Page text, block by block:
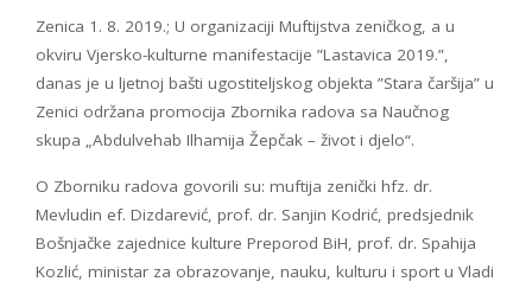
Zenica 1. 8. 2019.; U organizaciji Muftijstva zeničkog, a u
okviru Vjersko-kulturne manifestacije ”Lastavica 2019.”,
danas je u ljetnoj bašti ugostiteljskog objekta ”Stara čaršija” u
Zenici održana promocija Zbornika radova sa Naučnog
skupa „Abdulvehab Ilhamija Žepčak – život i djelo“.
O Zborniku radova govorili su: muftija zenički hfz. dr.
Mevludin ef. Dizdarević, prof. dr. Sanjin Kodrić, predsjednik
Bošnjačke zajednice kulture Preporod BiH, prof. dr. Spahija
Kozlić, ministar za obrazovanje, nauku, kulturu i sport u Vladi